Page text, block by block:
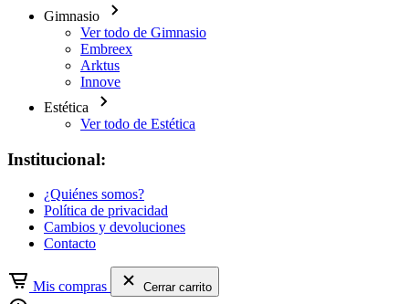
Gimnasio
Ver todo de Gimnasio
Embreex
Arktus
Innove
Estética
Ver todo de Estética
Institucional:
¿Quiénes somos?
Política de privacidad
Cambios y devoluciones
Contacto
Mis compras Cerrar carrito